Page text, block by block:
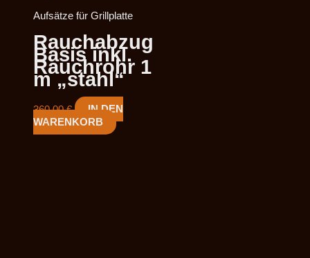
Aufsätze für Grillplatte
Rauchabzug
Basis inkl.
Rauchrohr 1
m „stahl“
360,00€
IN DEN
WARENKORB